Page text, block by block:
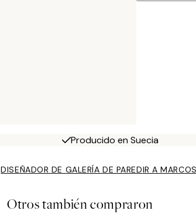
Producido en Suecia
DISEÑADOR DE GALERÍA DE PAREDIR A MARCOS
Otros también compraron